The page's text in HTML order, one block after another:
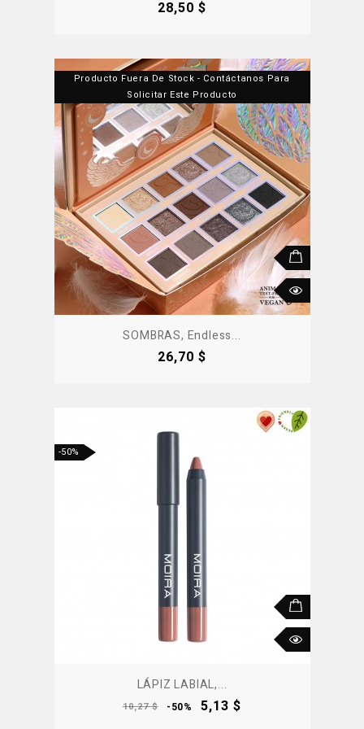
Precio
28,50 $
Producto Fuera De Stock - Contáctanos Para
Solicitar Este Producto
SOMBRAS, Endless...
Precio
26,70 $
-50%
LÁPIZ LABIAL,...
Precio
10,27 $ -50% Precio
5,13 $